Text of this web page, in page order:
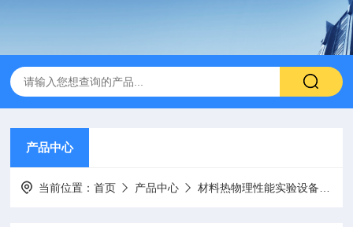
产品中心
当前位置：首页 产品中心 材料热物理性能实验设备